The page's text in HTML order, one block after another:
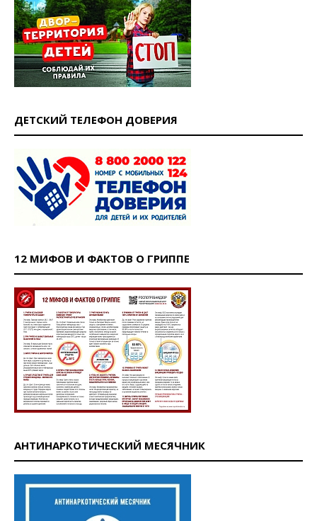
ДЕТСКИЙ ТЕЛЕФОН ДОВЕРИЯ
12 МИФОВ И ФАКТОВ О ГРИППЕ
АНТИНАРКОТИЧЕСКИЙ МЕСЯЧНИК